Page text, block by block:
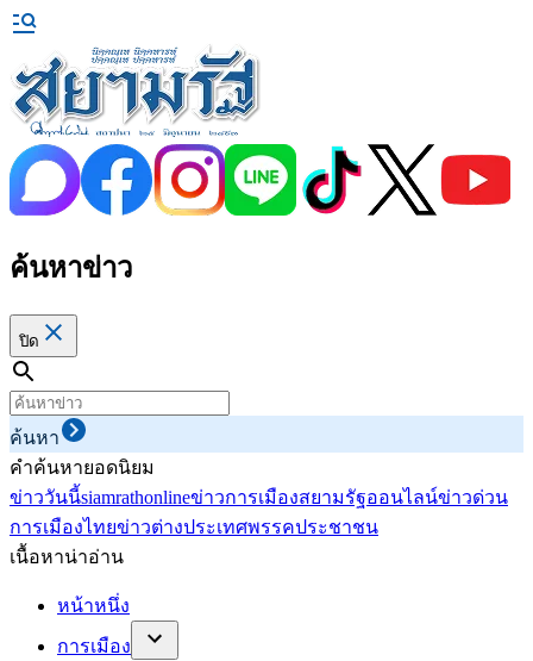
ค้นหาข่าว
ปิด
ค้นหา
คำค้นหายอดนิยม
ข่าววันนี้siamrathonlineข่าวการเมืองสยามรัฐออนไลน์ข่าวด่วน
การเมืองไทยข่าวต่างประเทศพรรคประชาชน
เนื้อหาน่าอ่าน
หน้าหนึ่ง
การเมือง